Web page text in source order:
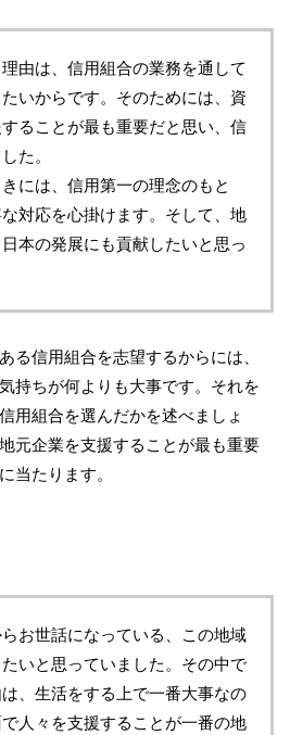
由は、信用組合の業務を通して
いからです。そのためには、資
ることが最も重要だと思い、信
た。
には、信用第一の理念のもと
対応を心掛けます。そして、地
本の発展にも貢献したいと思っ
る信用組合を志望するからには、
持ちが何よりも大事です。それを
用組合を選んだかを述べましょ
元企業を支援することが最も重要
当たります。
お世話になっている、この地域
いと思っていました。その中で
、生活をする上で一番大事なの
人々を支援することが一番の地